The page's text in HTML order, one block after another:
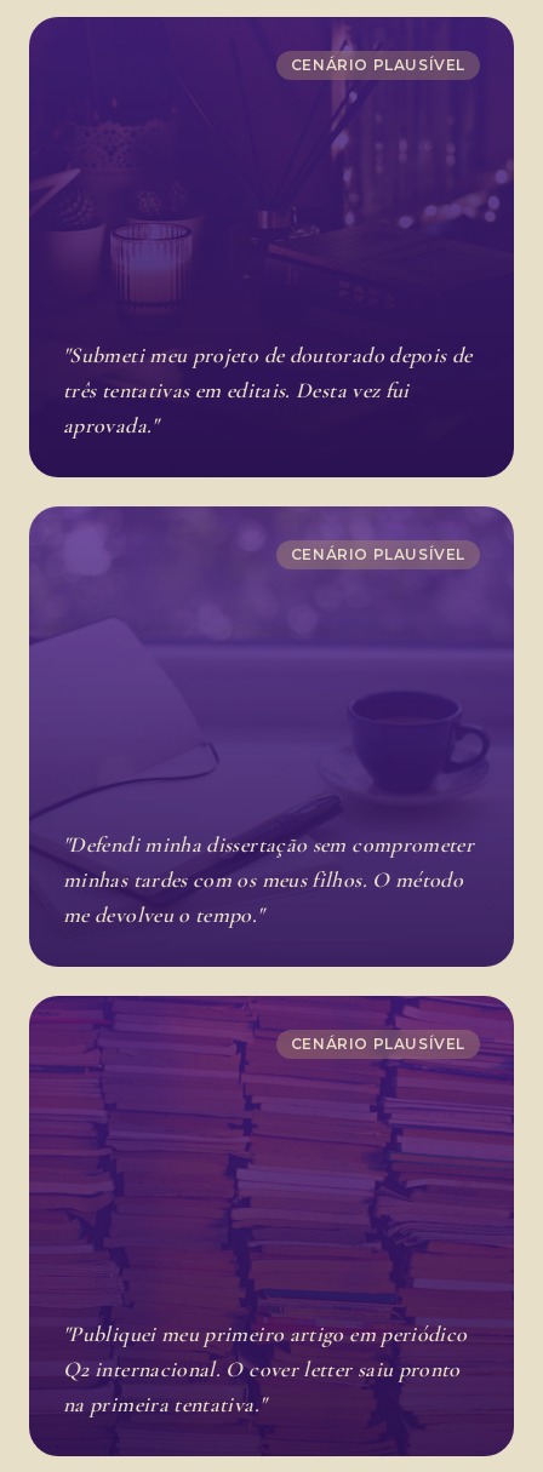
CENÁRIO PLAUSÍVEL
"Submeti meu projeto de doutorado depois de
três tentativas em editais. Desta vez fui
aprovada."
CENÁRIO PLAUSÍVEL
"Defendi minha dissertação sem comprometer
minhas tardes com os meus filhos. O método
me devolveu o tempo."
CENÁRIO PLAUSÍVEL
"Publiquei meu primeiro artigo em periódico
Q2 internacional. O cover letter saiu pronto
na primeira tentativa."